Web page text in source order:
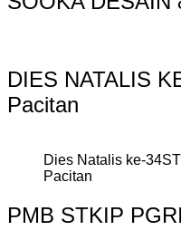
DIES NATALIS
Pacitan
Dies Natalis ke-
Pacitan
PMB STKIP